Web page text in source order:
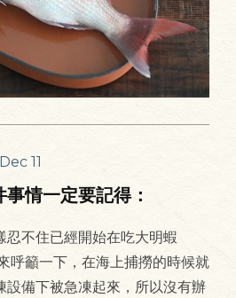
11
情一定要記得：
不住已經開始在吃大明蝦
呼籲一下，在海上捕撈的時候就
設備下被急凍起來，所以沒有辦